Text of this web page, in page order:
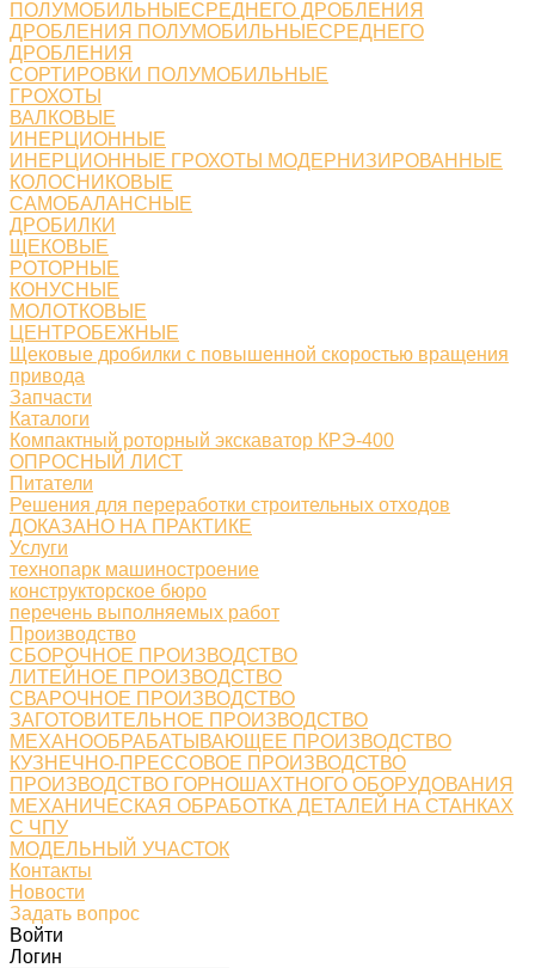
ПОЛУМОБИЛЬНЫЕСРЕДНЕГО ДРОБЛЕНИЯ
ДРОБЛЕНИЯ ПОЛУМОБИЛЬНЫЕСРЕДНЕГО
ДРОБЛЕНИЯ
СОРТИРОВКИ ПОЛУМОБИЛЬНЫЕ
ГРОХОТЫ
ВАЛКОВЫЕ
ИНЕРЦИОННЫЕ
ИНЕРЦИОННЫЕ ГРОХОТЫ МОДЕРНИЗИРОВАННЫЕ
КОЛОСНИКОВЫЕ
САМОБАЛАНСНЫЕ
ДРОБИЛКИ
ЩЕКОВЫЕ
РОТОРНЫЕ
КОНУСНЫЕ
МОЛОТКОВЫЕ
ЦЕНТРОБЕЖНЫЕ
Щековые дробилки с повышенной скоростью вращения
привода
Запчасти
Каталоги
Компактный роторный экскаватор КРЭ-400
ОПРОСНЫЙ ЛИСТ
Питатели
Решения для переработки строительных отходов
ДОКАЗАНО НА ПРАКТИКЕ
Услуги
технопарк машиностроение
конструкторское бюро
перечень выполняемых работ
Производство
СБОРОЧНОЕ ПРОИЗВОДСТВО
ЛИТЕЙНОЕ ПРОИЗВОДСТВО
СВАРОЧНОЕ ПРОИЗВОДСТВО
ЗАГОТОВИТЕЛЬНОЕ ПРОИЗВОДСТВО
МЕХАНООБРАБАТЫВАЮЩЕЕ ПРОИЗВОДСТВО
КУЗНЕЧНО-ПРЕССОВОЕ ПРОИЗВОДСТВО
ПРОИЗВОДСТВО ГОРНОШАХТНОГО ОБОРУДОВАНИЯ
МЕХАНИЧЕСКАЯ ОБРАБОТКА ДЕТАЛЕЙ НА СТАНКАХ
С ЧПУ
МОДЕЛЬНЫЙ УЧАСТОК
Контакты
Новости
Задать вопрос
Войти
Логин